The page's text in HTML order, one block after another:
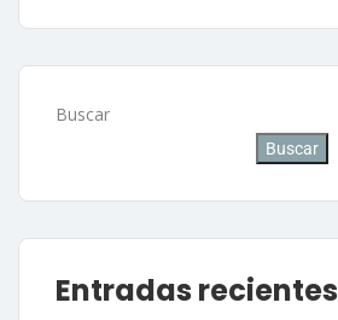
Buscar
Buscar
Entradas recientes